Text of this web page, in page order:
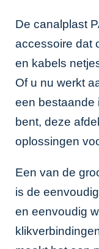
De canalplast
accessoire dat
en kabels
Of u nu werkt
een bestaande
bent, deze
oplossingen
Een van de
is de
en eenvoudig